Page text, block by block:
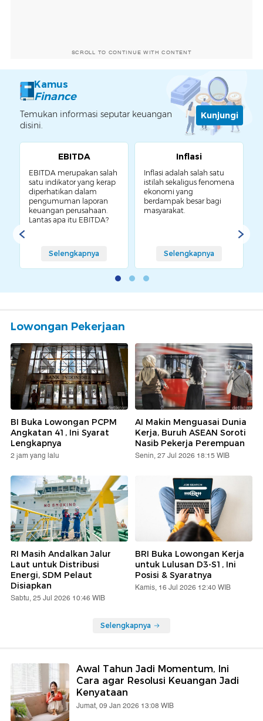
SCROLL TO CONTINUE WITH CONTENT
Kamus
Finance
Temukan informasi seputar keuangan
disini.
Kunjungi
EBITDA
EBITDA merupakan salah
satu indikator yang kerap
diperhatikan dalam
pengumuman laporan
keuangan perusahaan.
Lantas apa itu EBITDA?
Selengkapnya
Inflasi
Inflasi adalah salah satu
istilah sekaligus fenomena
ekonomi yang
berdampak besar bagi
masyarakat.
Selengkapnya
Lowongan Pekerjaan
BI Buka Lowongan PCPM
Angkatan 41, Ini Syarat
Lengkapnya
2 jam yang lalu
AI Makin Menguasai Dunia
Kerja, Buruh ASEAN Soroti
Nasib Pekerja Perempuan
Senin, 27 Jul 2026 18:15 WIB
RI Masih Andalkan Jalur
Laut untuk Distribusi
Energi, SDM Pelaut
Disiapkan
Sabtu, 25 Jul 2026 10:46 WIB
BRI Buka Lowongan Kerja
untuk Lulusan D3-S1, Ini
Posisi & Syaratnya
Kamis, 16 Jul 2026 12:40 WIB
Selengkapnya
Awal Tahun Jadi Momentum, Ini
Cara agar Resolusi Keuangan Jadi
Kenyataan
Jumat, 09 Jan 2026 13:08 WIB